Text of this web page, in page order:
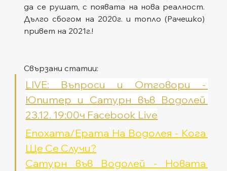
да се рушат, с появата на нова реалност.
Дълго сбогом на 2020г. и топло (Рачешко)
привет на 2021г.!
Свързани статии:
LIVE: Въпроси и Отговори -
Юпитер и Сатурн във Водолей
23.12. 19:00ч Facebook Live
Епохата/Ерата На Водолея - Кога
Ще Се Случи?
Сатурн във Водолей - Новата